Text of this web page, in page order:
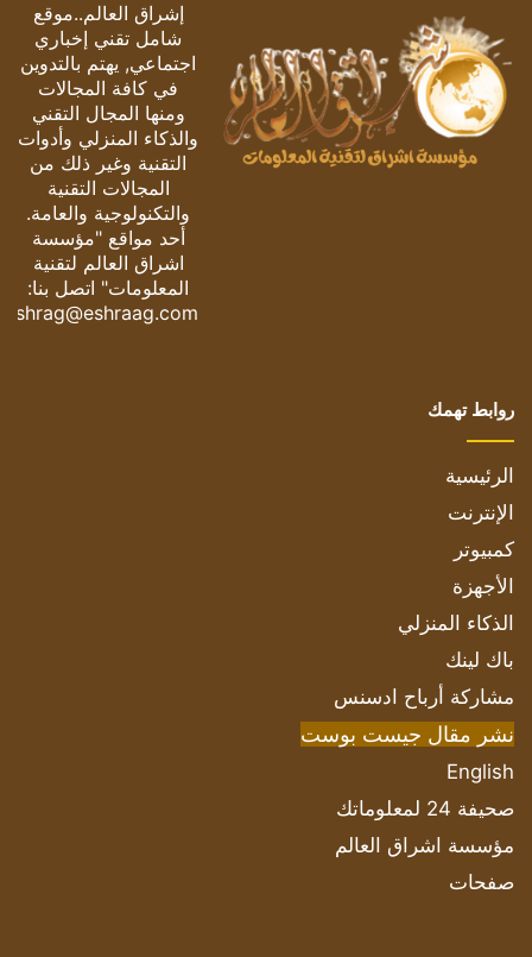
إشراق العالم..موقع
شامل تقني إخباري
اجتماعي, يهتم بالتدوين
في كافة المجالات
ومنها المجال التقني
والذكاء المنزلي وأدوات
التقنية وغير ذلك من
المجالات التقنية
والتكنولوجية والعامة.
أحد مواقع "مؤسسة
اشراق العالم لتقنية
المعلومات" اتصل بنا:
eshrag@eshraag.com
روابط تهمك
الرئيسية
الإنترنت
كمبيوتر
الأجهزة
الذكاء المنزلي
باك لينك
مشاركة أرباح ادسنس
نشر مقال جيست بوست
English
صحيفة 24 لمعلوماتك
مؤسسة اشراق العالم
صفحات